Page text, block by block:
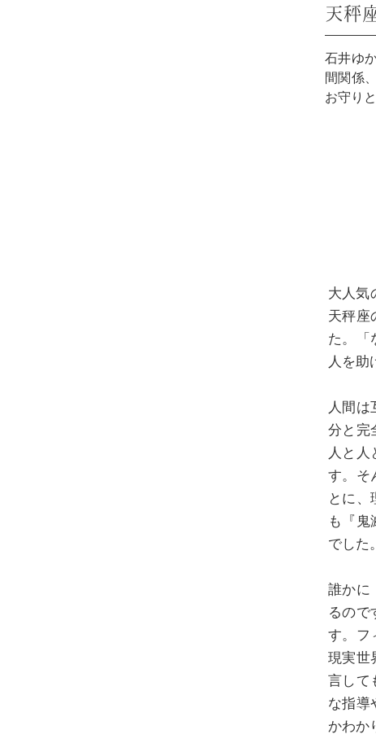
天秤
石井ゆ
間関係
お守り
大人気
天秤座
た。「
人を助
人間は
分と完
人と人
す。そ
とに、
も『鬼
でした。
誰かに
るので
す。フ
現実世
言して
な指導
かわか